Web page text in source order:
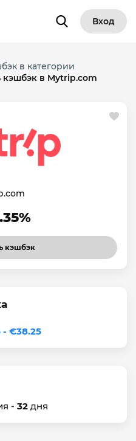
Вход
в категории
кэшбэк в Mytrip.com
кэшбэк
- €38.25
- 32 дня